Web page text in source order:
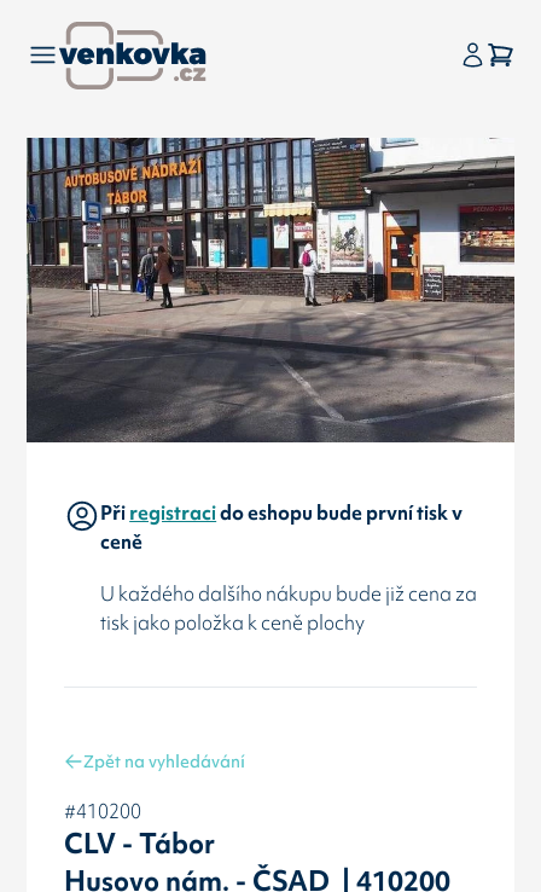
Přiregistracido eshopu bude první tisk v
ceně
U každého dalšího nákupu bude již cena za
tisk jako položka k ceně plochy
Zpět na vyhledávání
#410200
CLV - Tábor
Husovo nám. - ČSAD | 410200